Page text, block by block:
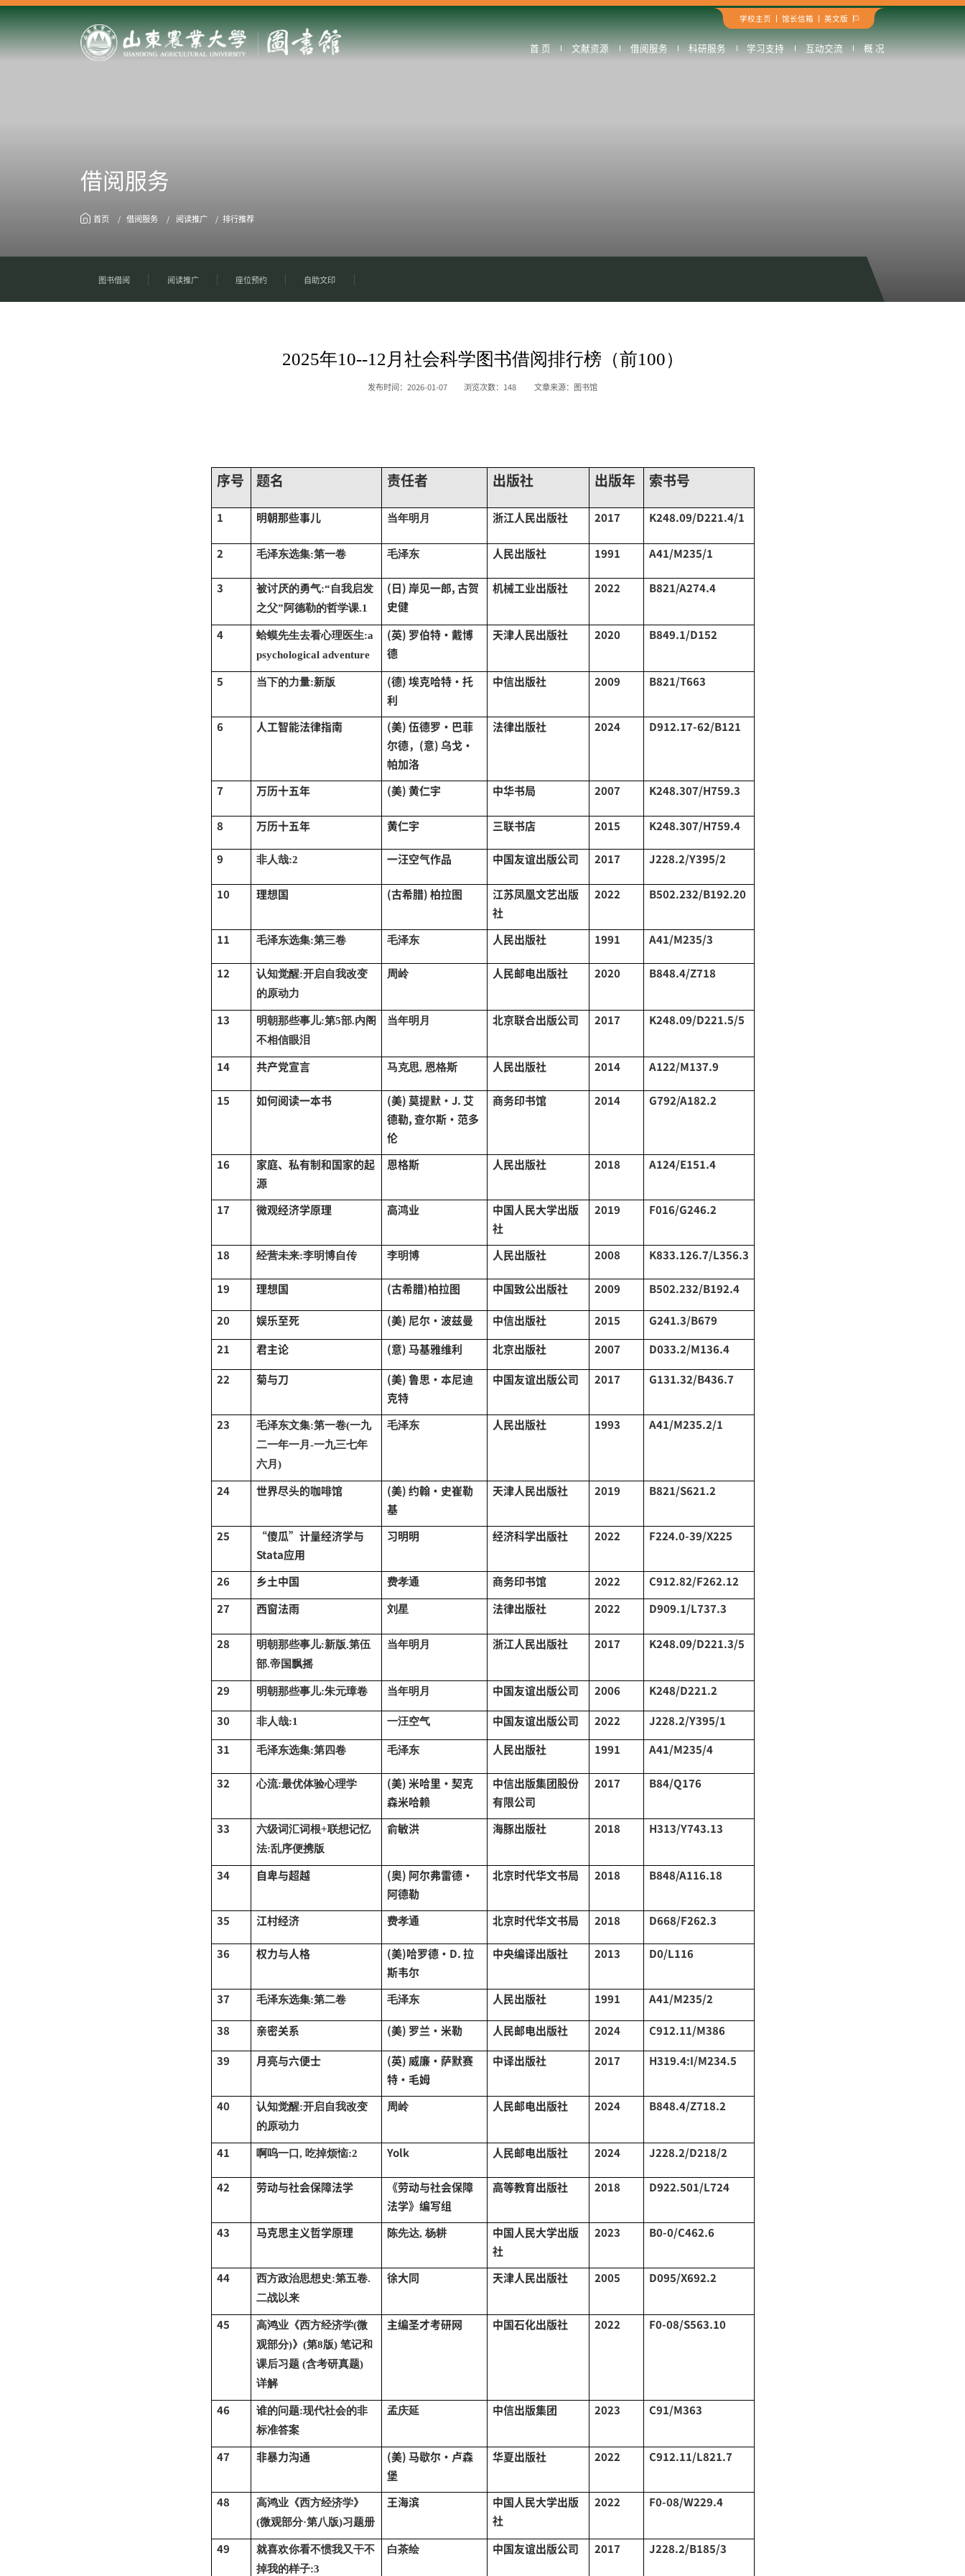
学校主页 馆长信箱 英文版
首 页 文献资源 借阅服务 科研服务 学习支持 互动交流 概 况
借阅服务
首页 借阅服务 阅读推广 排行推荐
图书借阅 阅读推广 座位预约 自助文印
2025年10--12月社会科学图书借阅排行榜（前100）
发布时间：2026-01-07 浏览次数： 148 文章来源：图书馆
序号 题名 责任者 出版社 出版年 索书号
1 明朝那些事儿 当年明月 浙江人民出版社 2017 K248.09/D221.4/1
2 毛泽东选集:第一卷 毛泽东 人民出版社 1991 A41/M235/1
3 被讨厌的勇气:“自我启发
之父”阿德勒的哲学课.1
(日) 岸见一郎, 古贺
史健
机械工业出版社 2022 B821/A274.4
4 蛤蟆先生去看心理医生:a
psychological adventure
(英) 罗伯特·戴博
德
天津人民出版社 2020 B849.1/D152
5 当下的力量:新版
(德) 埃克哈特·托
利
中信出版社 2009 B821/T663
6 人工智能法律指南
(美) 伍德罗·巴菲
尔德，(意) 乌戈·
帕加洛
法律出版社 2024 D912.17-62/B121
7 万历十五年 (美) 黄仁宇 中华书局 2007 K248.307/H759.3
8 万历十五年 黄仁宇 三联书店 2015 K248.307/H759.4
9 非人哉:2 一汪空气作品 中国友谊出版公司 2017 J228.2/Y395/2
10 理想国 (古希腊) 柏拉图
江苏凤凰文艺出版
社
2022 B502.232/B192.20
11 毛泽东选集:第三卷 毛泽东 人民出版社 1991 A41/M235/3
12 认知觉醒:开启自我改变
的原动力
周岭 人民邮电出版社 2020 B848.4/Z718
13 明朝那些事儿:第5部.内阁
不相信眼泪
当年明月 北京联合出版公司 2017 K248.09/D221.5/5
14 共产党宣言 马克思, 恩格斯 人民出版社 2014 A122/M137.9
15 如何阅读一本书
(美) 莫提默·J. 艾
德勒, 查尔斯·范多
伦
商务印书馆 2014 G792/A182.2
16
家庭、私有制和国家的起
源
恩格斯 人民出版社 2018 A124/E151.4
17 微观经济学原理 高鸿业
中国人民大学出版
社
2019 F016/G246.2
18 经营未来:李明博自传 李明博 人民出版社 2008 K833.126.7/L356.3
19 理想国 (古希腊)柏拉图 中国致公出版社 2009 B502.232/B192.4
20 娱乐至死 (美) 尼尔·波兹曼 中信出版社 2015
G241.3/B679
21
君主论 (意) 马基雅维利 北京出版社 2007
D033.2/M136.4
22
菊与刀
(美) 鲁思·本尼迪
克特
中国友谊出版公司 2017 G131.32/B436.7
23 毛泽东文集:第一卷(一九
二一年一月-一九三七年
六月)
毛泽东 人民出版社 1993 A41/M235.2/1
24 世界尽头的咖啡馆
(美) 约翰·史崔勒
基
天津人民出版社 2019 B821/S621.2
25
“傻瓜”计量经济学与
Stata应用
习明明 经济科学出版社 2022 F224.0-39/X225
26 乡土中国 费孝通 商务印书馆 2022
C912.82/F262.12
27
西窗法雨 刘星 法律出版社 2022 D909.1/L737.3
28 明朝那些事儿:新版.第伍
部.帝国飘摇
当年明月 浙江人民出版社 2017 K248.09/D221.3/5
29 明朝那些事儿:朱元璋卷 当年明月 中国友谊出版公司 2006
K248/D221.2
30
非人哉:1 一汪空气 中国友谊出版公司 2022
J228.2/Y395/1
31
毛泽东选集:第四卷 毛泽东 人民出版社 1991 A41/M235/4
32 心流:最优体验心理学
(美) 米哈里·契克
森米哈赖
中信出版集团股份
有限公司
2017 B84/Q176
33 六级词汇词根+联想记忆
法:乱序便携版
俞敏洪 海豚出版社 2018 H313/Y743.13
34 自卑与超越
(奥) 阿尔弗雷德·
阿德勒
北京时代华文书局 2018 B848/A116.18
35 江村经济 费孝通 北京时代华文书局 2018 D668/F262.3
36 权力与人格
(美)哈罗德·D. 拉
斯韦尔
中央编译出版社 2013 D0/L116
37 毛泽东选集:第二卷 毛泽东 人民出版社 1991 A41/M235/2
38 亲密关系 (美) 罗兰·米勒 人民邮电出版社 2024
C912.11/M386
39
月亮与六便士
(英) 威廉·萨默赛
特·毛姆
中译出版社 2017 H319.4:I/M234.5
40 认知觉醒:开启自我改变
的原动力
周岭 人民邮电出版社 2024 B848.4/Z718.2
41 啊呜一口, 吃掉烦恼:2 Yolk 人民邮电出版社 2024 J228.2/D218/2
42 劳动与社会保障法学
《劳动与社会保障
法学》编写组
高等教育出版社 2018 D922.501/L724
43 马克思主义哲学原理 陈先达, 杨耕
中国人民大学出版
社
2023 B0-0/C462.6
44 西方政治思想史:第五卷.
二战以来
徐大同 天津人民出版社 2005 D095/X692.2
45 高鸿业《西方经济学(微
观部分)》(第8版) 笔记和
课后习题 (含考研真题)
详解
主编圣才考研网 中国石化出版社 2022 F0-08/S563.10
46 谁的问题:现代社会的非
标准答案
孟庆延 中信出版集团 2023 C91/M363
47 非暴力沟通
(美) 马歇尔·卢森
堡
华夏出版社 2022 C912.11/L821.7
48
高鸿业《西方经济学》
(微观部分·第八版)习题册
王海滨
中国人民大学出版
社
2022 F0-08/W229.4
49
就喜欢你看不惯我又干不
掉我的样子:3
白茶绘 中国友谊出版公司 2017 J228.2/B185/3